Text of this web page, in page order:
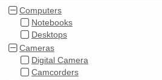
Computers
Notebooks
Desktops
Cameras
Digital Camera
Camcorders